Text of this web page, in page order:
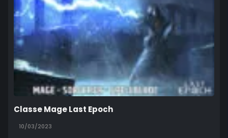
Classe Mage Last Epoch
10/03/2023